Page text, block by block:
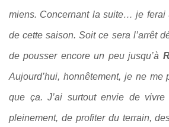
miens. Concernant la suite… je ferai
de cette saison. Soit ce sera l’arrêt
de pousser encore un peu jusqu’à
Aujourd’hui, honnêtement, je ne me
que ça. J’ai surtout envie de
pleinement, de profiter du terrain,